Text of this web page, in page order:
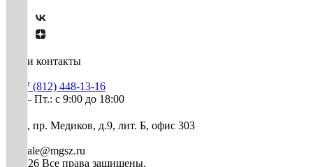
Наши контакты
+7 (812) 448-13-16
Пн. – Пт.: с 9:00 до 18:00
СПб, пр. Медиков, д.9, лит. Б, офис 303
mg-sale@mgsz.ru
© 2026 Все права защищены.